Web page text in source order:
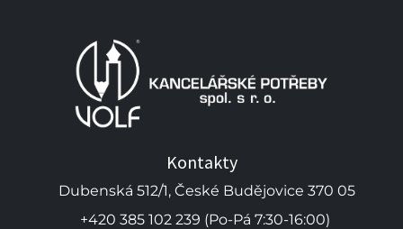
Kontakty
Dubenská 512/1, České Budějovice 370 05
+420 385 102 239 (Po-Pá 7:30-16:00)